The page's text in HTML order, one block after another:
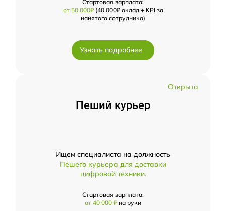
Стартовая зарплата:
от 50 000₽(40 000₽ оклад + KPI за
нанятого сотрудника)
Узнать подробнее
Открыта
Пеший курьер
Ищем специалиста на должность
Пешего курьера для доставки
цифровой техники.
Стартовая зарплата:
от 40 000 ₽ на руки